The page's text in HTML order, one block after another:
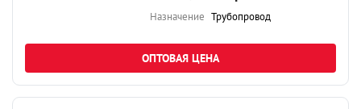
Назначение Трубопровод
ОПТОВАЯ ЦЕНА